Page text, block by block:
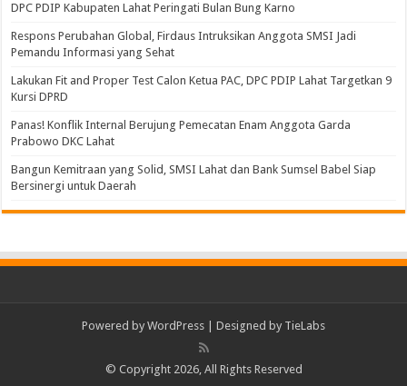
DPC PDIP Kabupaten Lahat Peringati Bulan Bung Karno
Respons Perubahan Global, Firdaus Intruksikan Anggota SMSI Jadi
Pemandu Informasi yang Sehat
Lakukan Fit and Proper Test Calon Ketua PAC, DPC PDIP Lahat Targetkan 9
Kursi DPRD
Panas! Konflik Internal Berujung Pemecatan Enam Anggota Garda
Prabowo DKC Lahat
Bangun Kemitraan yang Solid, SMSI Lahat dan Bank Sumsel Babel Siap
Bersinergi untuk Daerah
Powered by WordPress | Designed by TieLabs
© Copyright 2026, All Rights Reserved